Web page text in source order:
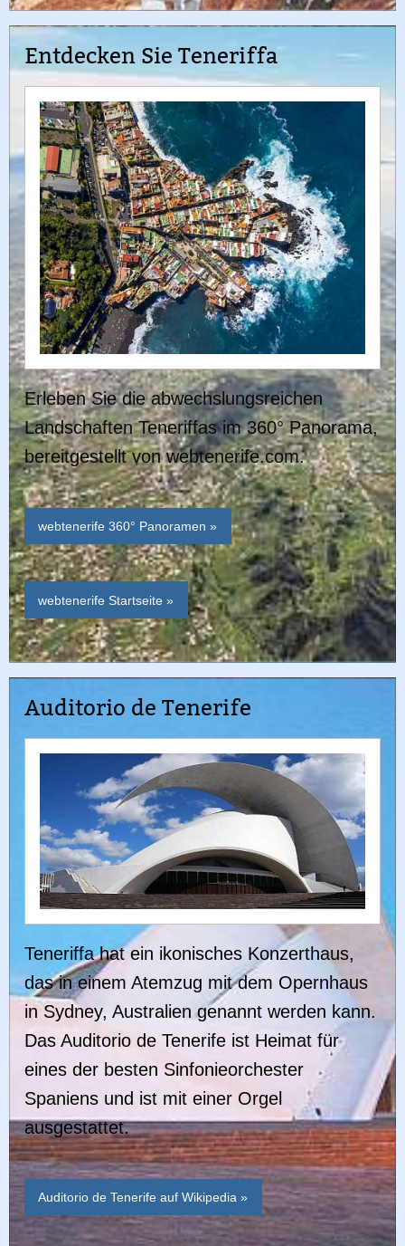
Entdecken Sie Teneriffa
Erleben Sie die abwechslungsreichen
Landschaften Teneriffas im 360° Panorama,
bereitgestellt von webtenerife.com.
webtenerife 360° Panoramen »
webtenerife Startseite »
Auditorio de Tenerife
Teneriffa hat ein ikonisches Konzerthaus,
das in einem Atemzug mit dem Opernhaus
in Sydney, Australien genannt werden kann.
Das Auditorio de Tenerife ist Heimat für
eines der besten Sinfonieorchester
Spaniens und ist mit einer Orgel
ausgestattet.
Auditorio de Tenerife auf Wikipedia »